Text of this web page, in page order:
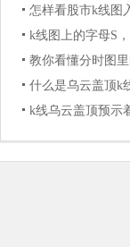
怎样看股市k线图
k线图上的字母S
教你看懂分时图
什么是乌云盖顶k
k线乌云盖顶预示